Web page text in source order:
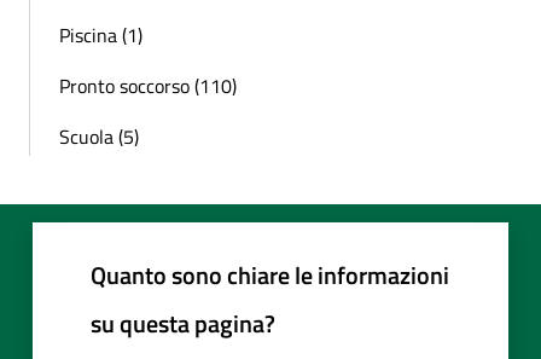
Piscina (1)
Pronto soccorso (110)
Scuola (5)
Quanto sono chiare le informazioni
su questa pagina?